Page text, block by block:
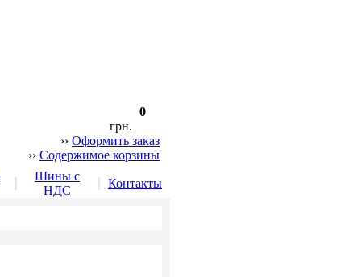
0
грн.
›› Оформить заказ
›› Содержимое корзины
Шины с
НДС
Контакты